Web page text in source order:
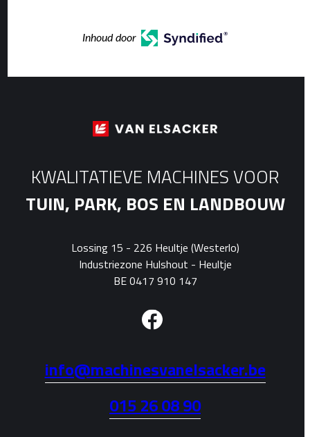
Inhoud door
KWALITATIEVE MACHINES VOOR
TUIN, PARK, BOS EN LANDBOUW
Lossing 15 - 226 Heultje (Westerlo)
Industriezone Hulshout - Heultje
BE 0417 910 147
info@machinesvanelsacker.be
015 26 08 90